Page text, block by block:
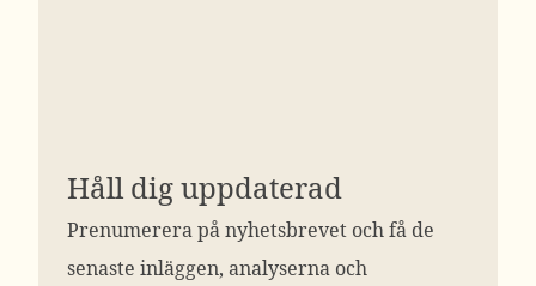
Håll dig uppdaterad
Prenumerera på nyhetsbrevet och få de
senaste inläggen, analyserna och